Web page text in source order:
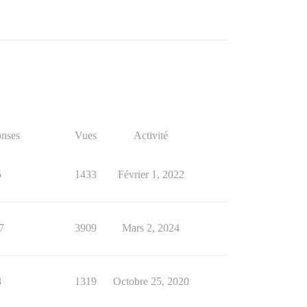
Vues Activité
1433 Février 1, 2022
3909 Mars 2, 2024
1319 Octobre 25, 2020